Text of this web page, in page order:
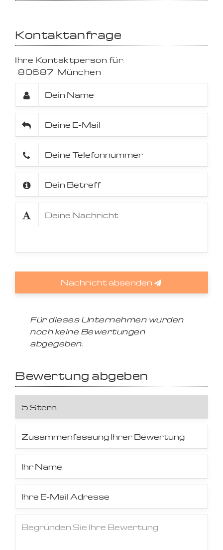
Kontaktanfrage
Ihre Kontaktperson für:
80687 München
Nachricht absenden
Für dieses Unternehmen wurden
noch keine Bewertungen
abgegeben.
Bewertung abgeben